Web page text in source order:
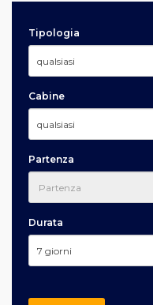
Tipologia
Cabine
Partenza
Durata